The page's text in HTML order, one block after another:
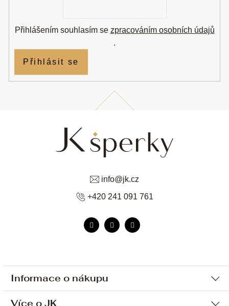
Informace o nákupu
Ochrana osobních údajů
Více o JK
info@jk.cz
+420 241 091 761
Přihlášením souhlasím se zpracováním osobních údajů
.
Přihlásit se